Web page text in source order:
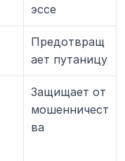
эссе
Предотвращ
ает путаницу
Защищает от
мошенничест
ва